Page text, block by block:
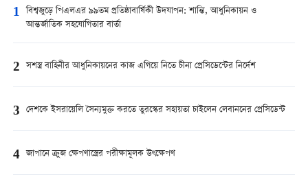
1 বিশ্বজুড়ে পিএলএর ৯৯তম প্রতিষ্ঠাবার্ষিকী উদযাপন: শান্তি, আধুনিকায়ন ও
আন্তর্জাতিক সহযোগিতার বার্তা
2 সশস্ত্র বাহিনীর আধুনিকায়নের কাজ এগিয়ে নিতে চীনা প্রেসিডেন্টের নির্দেশ
3 দেশকে ইসরায়েলি সৈন্যমুক্ত করতে তুরস্কের সহায়তা চাইলেন লেবাননের প্রেসিডেন্ট
4 জাপানে ক্রুজ ক্ষেপণাস্ত্রের পরীক্ষামূলক উৎক্ষেপণ